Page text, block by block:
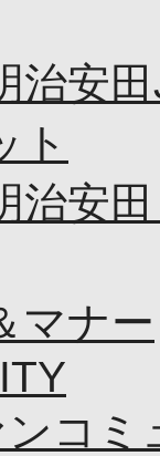
治安
ト
治安
マナー
コミ